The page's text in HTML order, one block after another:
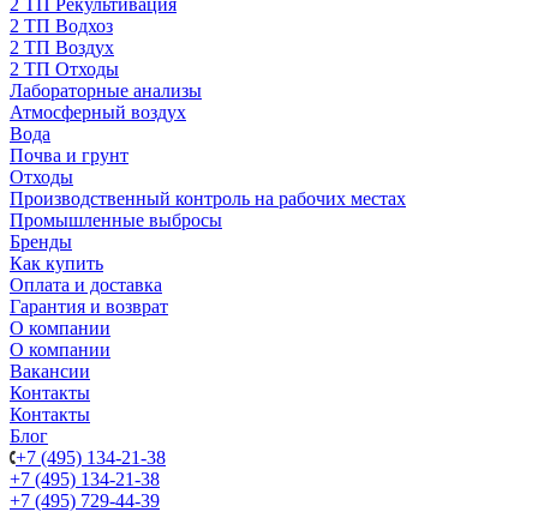
2 ТП Рекультивация
2 ТП Водхоз
2 ТП Воздух
2 ТП Отходы
Лабораторные анализы
Атмосферный воздух
Вода
Почва и грунт
Отходы
Производственный контроль на рабочих местах
Промышленные выбросы
Бренды
Как купить
Оплата и доставка
Гарантия и возврат
О компании
О компании
Вакансии
Контакты
Контакты
Блог
+7 (495) 134-21-38
+7 (495) 134-21-38
+7 (495) 729-44-39